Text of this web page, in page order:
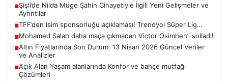
■Şişli’de Nilda Müge Şahin Cinayetiyle İlgili Yeni Gelişmeler ve
Ayrıntılar
■TFF’den isim sponsorluğu açıklaması! Trendyol Süper Lig…
■Mohamed Salah daha maça çıkmadan Victor Osimhen’i solladı!
■Altın Fiyatlarında Son Durum: 13 Nisan 2026 Güncel Veriler
ve Analizler
■Açık Alan Yaşam alanlarında Konfor ve bahçe mutfağı
Çözümleri